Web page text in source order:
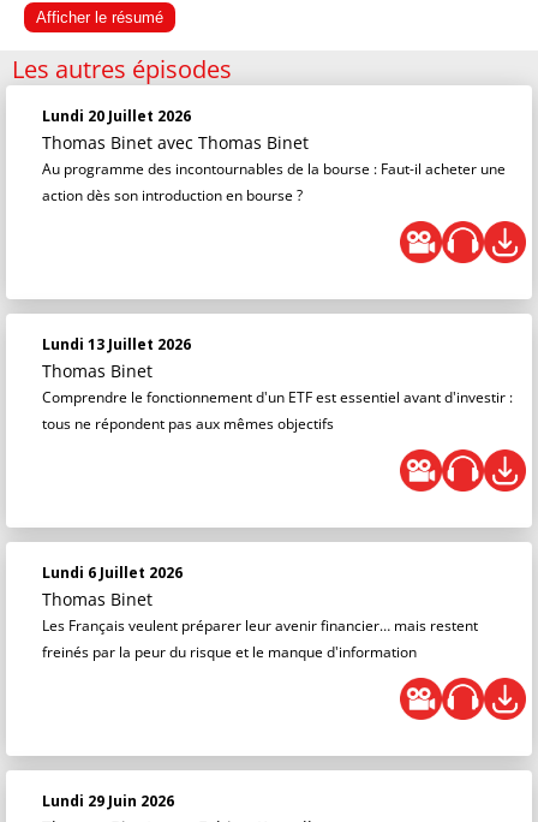
Afficher le résumé
Les autres épisodes
Lundi 20 Juillet 2026
Thomas Binet avec Thomas Binet
Au programme des incontournables de la bourse : Faut-il acheter une
action dès son introduction en bourse ?
Lundi 13 Juillet 2026
Thomas Binet
Comprendre le fonctionnement d'un ETF est essentiel avant d'investir :
tous ne répondent pas aux mêmes objectifs
Lundi 6 Juillet 2026
Thomas Binet
Les Français veulent préparer leur avenir financier… mais restent
freinés par la peur du risque et le manque d'information
Lundi 29 Juin 2026